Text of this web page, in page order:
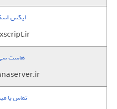
ایکس
هاست
تماس با